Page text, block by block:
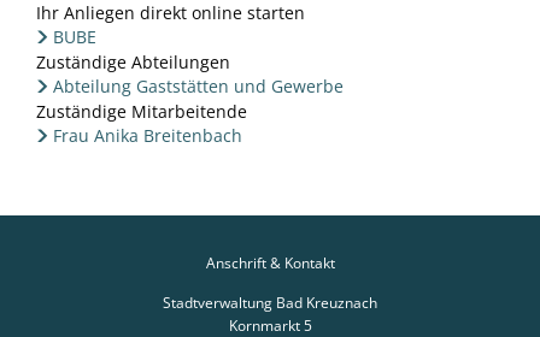
Ihr Anliegen direkt online starten
BUBE
Zuständige Abteilungen
Abteilung Gaststätten und Gewerbe
Zuständige Mitarbeitende
Frau Anika Breitenbach
Anschrift & Kontakt
Stadtverwaltung Bad Kreuznach
Kornmarkt 5